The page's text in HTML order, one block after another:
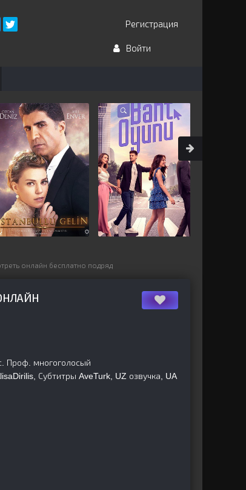
онлайн бесплатно подряд
Проф. многоголосый
Субтитры AveTurk, UZ озвучка, UA
Регистрация
Войти